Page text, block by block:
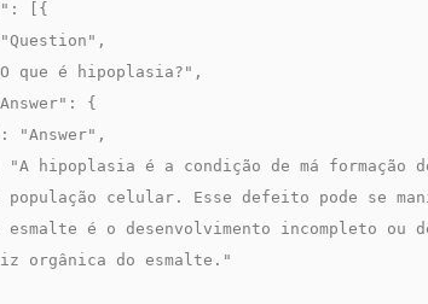
população celular. Esse defeito pode se
é o desenvolvimento incompleto ou
orgânica do esmalte."